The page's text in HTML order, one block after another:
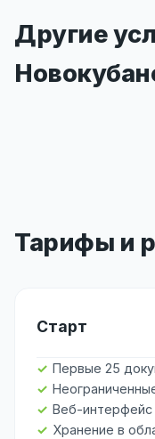
Другие
Тарифы и
Старт
Первые 25
Веб-интерфейс
Хранение в